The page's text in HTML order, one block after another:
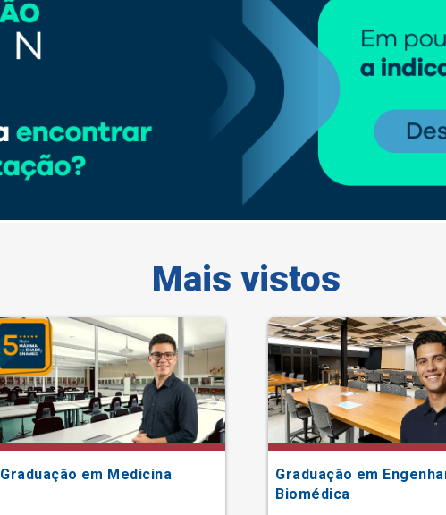
Mais vistos
Graduação em Medicina
Graduação em
Biomédica